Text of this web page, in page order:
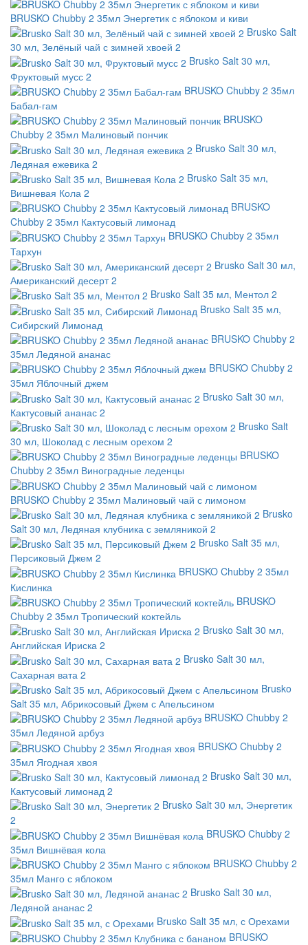
BRUSKO Chubby 2 35мл Энергетик с яблоком и киви
Brusko Salt
30 мл, Зелёный чай с зимней хвоей 2
Brusko Salt 30 мл,
Фруктовый мусс 2
BRUSKO Chubby 2 35мл
Бабал-гам
BRUSKO
Chubby 2 35мл Малиновый пончик
Brusko Salt 30 мл,
Ледяная ежевика 2
Brusko Salt 35 мл,
Вишневая Кола 2
BRUSKO
Chubby 2 35мл Кактусовый лимонад
BRUSKO Chubby 2 35мл
Тархун
Brusko Salt 30 мл,
Американский десерт 2
Brusko Salt 35 мл, Ментол 2
Brusko Salt 35 мл,
Сибирский Лимонад
BRUSKO Chubby 2
35мл Ледяной ананас
BRUSKO Chubby 2
35мл Яблочный джем
Brusko Salt 30 мл,
Кактусовый ананас 2
Brusko Salt
30 мл, Шоколад с лесным орехом 2
BRUSKO
Chubby 2 35мл Виноградные леденцы
BRUSKO Chubby 2 35мл Малиновый чай с лимоном
Brusko
Salt 30 мл, Ледяная клубника с земляникой 2
Brusko Salt 35 мл,
Персиковый Джем 2
BRUSKO Chubby 2 35мл
Кислинка
BRUSKO
Chubby 2 35мл Тропический коктейль
Brusko Salt 30 мл,
Английская Ириска 2
Brusko Salt 30 мл,
Сахарная вата 2
Brusko
Salt 35 мл, Абрикосовый Джем с Апельсином
BRUSKO Chubby 2
35мл Ледяной арбуз
BRUSKO Chubby 2
35мл Ягодная хвоя
Brusko Salt 30 мл,
Кактусовый лимонад 2
Brusko Salt 30 мл, Энергетик
2
BRUSKO Chubby 2
35мл Вишнёвая кола
BRUSKO Chubby 2
35мл Манго с яблоком
Brusko Salt 30 мл,
Ледяной ананас 2
Brusko Salt 35 мл, с Орехами
BRUSKO